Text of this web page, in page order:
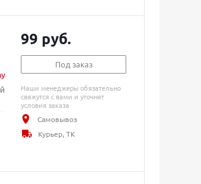
99 руб.
Под заказ
Наши менеджеры обязательно
свяжутся с вами и уточнят
условия заказа
Самовывоз
Курьер, ТК